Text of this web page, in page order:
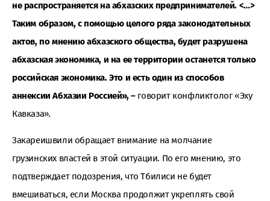
не распространяется на абхазских предпринимателей. <…>
Таким образом, с помощью целого ряда законодательных
актов, по мнению абхазского общества, будет разрушена
абхазская экономика, и на ее территории останется только
российская экономика. Это и есть один из способов
аннексии Абхазии Россией», – говорит конфликтолог «Эху
Кавказа».
Закареишвили обращает внимание на молчание
грузинских властей в этой ситуации. По его мнению, это
подтверждает подозрения, что Тбилиси не будет
вмешиваться, если Москва продолжит укреплять свой